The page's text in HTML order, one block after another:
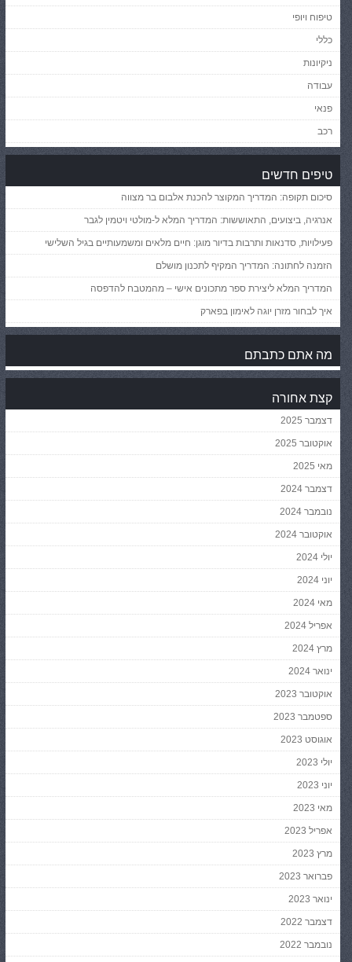
טיפוח ויופי
כללי
ניקיונות
עבודה
פנאי
רכב
טיפים חדשים
סיכום תקופה: המדריך המקוצר להכנת אלבום בר מצווה
אנרגיה, ביצועים, התאוששות: המדריך המלא ל-מולטי ויטמין לגבר
פעילויות, סדנאות ותרבות בדיור מוגן: חיים מלאים ומשמעותיים בגיל השלישי
הזמנה לחתונה: המדריך המקיף לתכנון מושלם
המדריך המלא ליצירת ספר מתכונים אישי – מהמטבח להדפסה
איך לבחור מזרן יוגה לאימון בפארק
מה אתם כתבתם
קצת אחורה
דצמבר 2025
אוקטובר 2025
מאי 2025
דצמבר 2024
נובמבר 2024
אוקטובר 2024
יולי 2024
יוני 2024
מאי 2024
אפריל 2024
מרץ 2024
ינואר 2024
אוקטובר 2023
ספטמבר 2023
אוגוסט 2023
יולי 2023
יוני 2023
מאי 2023
אפריל 2023
מרץ 2023
פברואר 2023
ינואר 2023
דצמבר 2022
נובמבר 2022